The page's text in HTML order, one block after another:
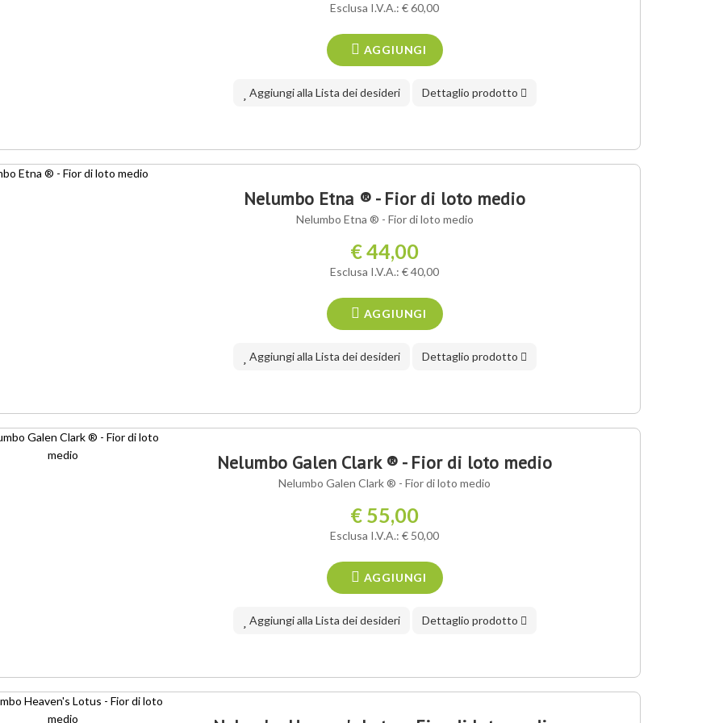
Esclusa I.V.A.: € 60,00
AGGIUNGI
Aggiungi alla Lista dei desideri Dettaglio prodotto
Nelumbo Etna ® - Fior di loto medio
Nelumbo Etna ® - Fior di loto medio
€ 44,00
Esclusa I.V.A.: € 40,00
AGGIUNGI
Aggiungi alla Lista dei desideri Dettaglio prodotto
NOSTRA VARIETÀ ® Nelumbo Galen Clark ® - Fior di loto medio
Nelumbo Galen Clark ® - Fior di loto medio
€ 55,00
Esclusa I.V.A.: € 50,00
AGGIUNGI
Aggiungi alla Lista dei desideri Dettaglio prodotto